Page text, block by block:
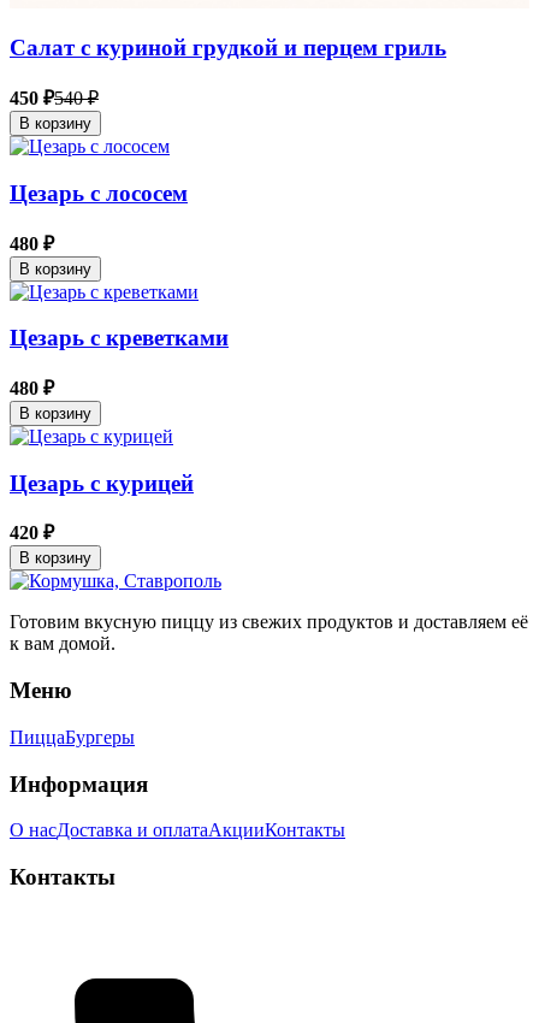
Салат с куриной грудкой и перцем гриль
450 ₽540 ₽
В корзину
Цезарь с лососем
480 ₽
В корзину
Цезарь с креветками
480 ₽
В корзину
Цезарь с курицей
420 ₽
В корзину
Готовим вкусную пиццу из свежих продуктов и доставляем её
к вам домой.
Меню
ПиццаБургеры
Информация
О насДоставка и оплатаАкцииКонтакты
Контакты